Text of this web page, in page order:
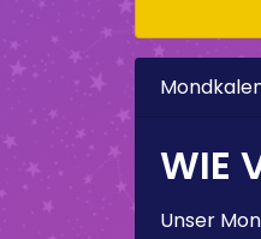
WIE
Unser